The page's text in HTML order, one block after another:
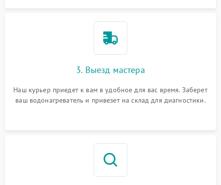
3. Выезд мастера
Наш курьер приедет к вам в удобное для вас время. Заберет
ваш водонагреватель и привезет на склад для диагностики.